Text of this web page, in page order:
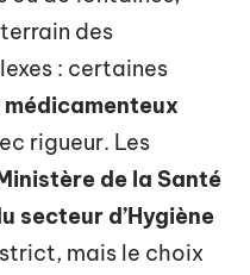
des
: certaines
rigueur. Les
de la Santé
secteur d’Hygiène
mais le choix